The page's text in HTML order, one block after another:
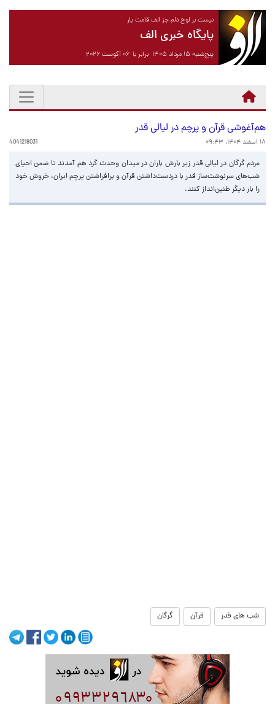
نیست بر لوح دلم جز الف قامت یار
پایگاه خبری الف
پنج‌شنبه ۱۵ مرداد ۱۴۰۵ برابر با ۰۶ آگوست ۲۰۲۶
هم‌آغوشی قرآن و پرچم در لیالی قدر
۱۸ اسفند ۱۴۰۴، ۰۹:۴۳ 4041218031
مردم گرگان در لیالی قدر زیر بارش باران در میدان وحدت گرد هم آمدند تا ضمن احیای
شب‌های سرنوشت‌ساز قدر با دردست‌داشتن قرآن و برافراشتن پرچم ایران، خروش خود
را بار دیگر طنین‌انداز کنند.
شب های قدر قرآن گرگان